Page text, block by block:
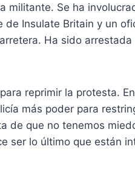
militante. Se ha
Insulate Britain y un
Ha sido
reprimir la protesta.
más poder para
de que no tenemos
ser lo último que están